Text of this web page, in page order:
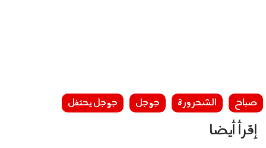
صباح الشحرورة جوجل جوجل يحتفل
إقرأ أيضا